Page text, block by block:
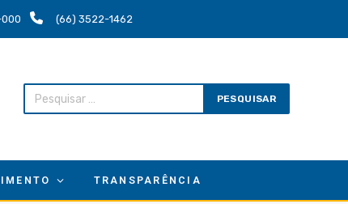
(66) 3522-1462
TRANSPARÊNCIA